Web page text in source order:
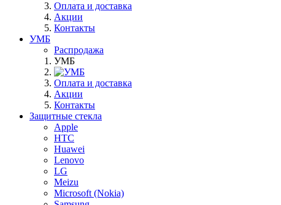
Оплата и доставка
Акции
Контакты
УМБ
Распродажа
УМБ
Оплата и доставка
Акции
Контакты
Защитные стекла
Apple
HTC
Huawei
Lenovo
LG
Meizu
Microsoft (Nokia)